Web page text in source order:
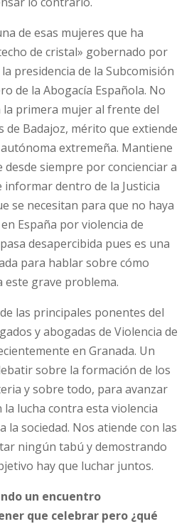
de esas mujeres que ha
de cristal» gobernado por
presidencia de la Subcomisión
de la Abogacía Española. No
la primera mujer al frente del
de Badajoz, mérito que extiende
extremeña. Mantiene
desde siempre por concienciar a
informar dentro de la Justicia
se necesitan para que no haya
España por violencia de
desapercibida pues es una
para hablar sobre cómo
grave problema.
las principales ponentes del
y abogadas de Violencia de
en Granada. Un
sobre la formación de los
y sobre todo, para avanzar
lucha contra esta violencia
la sociedad. Nos atiende con las
ningún tabú y demostrando
hay que luchar juntos.
un encuentro
que celebrar pero ¿qué